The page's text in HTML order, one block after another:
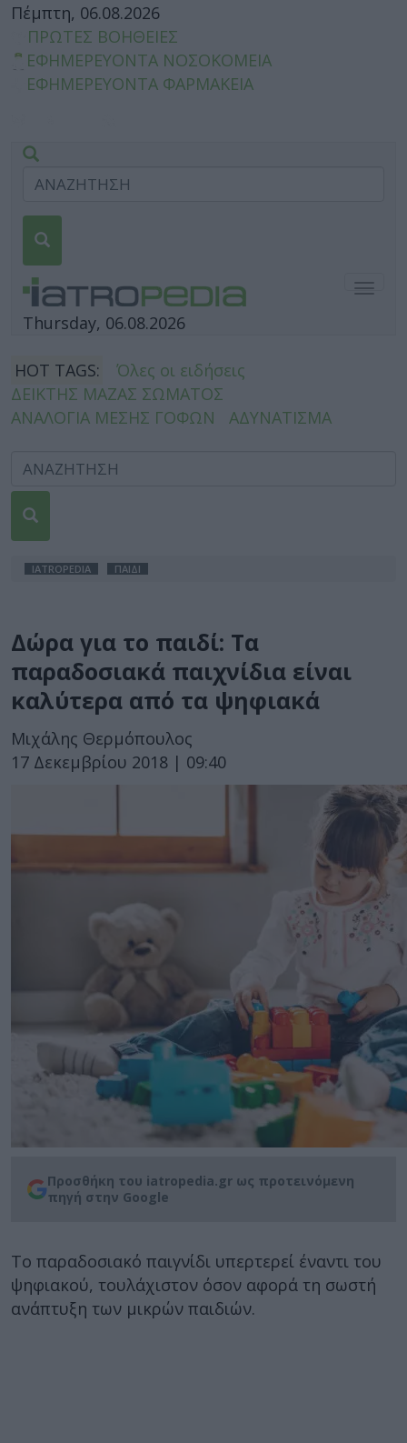
Πέμπτη, 06.08.2026
ΠΡΩΤΕΣ ΒΟΗΘΕΙΕΣ
ΕΦΗΜΕΡΕΥΟΝΤΑ ΝΟΣΟΚΟΜΕΙΑ
ΕΦΗΜΕΡΕΥΟΝΤΑ ΦΑΡΜΑΚΕΙΑ
Thursday, 06.08.2026
HOT TAGS:
Όλες οι ειδήσεις
ΔΕΙΚΤΗΣ ΜΑΖΑΣ ΣΩΜΑΤΟΣ
ΑΝΑΛΟΓΙΑ ΜΕΣΗΣ ΓΟΦΩΝ
ΑΔΥΝΑΤΙΣΜΑ
IATROPEDIA ΠΑΙΔΙ
Δώρα για το παιδί: Τα
παραδοσιακά παιχνίδια είναι
καλύτερα από τα ψηφιακά
Μιχάλης Θερμόπουλος
17 Δεκεμβρίου 2018 | 09:40
Προσθήκη του iatropedia.gr ως προτεινόμενη
πηγή στην Google
Το παραδοσιακό παιγνίδι υπερτερεί έναντι του
ψηφιακού, τουλάχιστον όσον αφορά τη σωστή
ανάπτυξη των μικρών παιδιών.